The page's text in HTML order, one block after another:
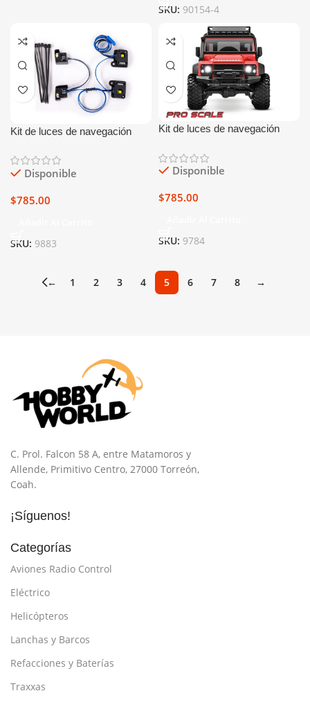
SKU: 90154-4
Kit de luces de navegación
Disponible
$785.00
SKU: 9883
Kit de luces de navegación
Disponible
$785.00
SKU: 9784
← 1 2 3 4 5 6 7 8 →
C. Prol. Falcon 58 A, entre Matamoros y
Allende, Primitivo Centro, 27000 Torreón,
Coah.
¡Síguenos!
Categorías
Aviones Radio Control
Eléctrico
Helicópteros
Lanchas y Barcos
Refacciones y Baterías
Traxxas